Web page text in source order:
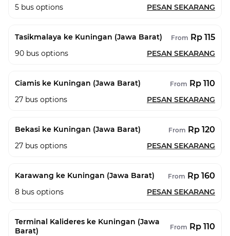
5 bus options PESAN SEKARANG
Tasikmalaya ke Kuningan (Jawa Barat) From Rp 115
90 bus options PESAN SEKARANG
Ciamis ke Kuningan (Jawa Barat) From Rp 110
27 bus options PESAN SEKARANG
Bekasi ke Kuningan (Jawa Barat) From Rp 120
27 bus options PESAN SEKARANG
Karawang ke Kuningan (Jawa Barat) From Rp 160
8 bus options PESAN SEKARANG
Terminal Kalideres ke Kuningan (Jawa
Barat)
From Rp 110